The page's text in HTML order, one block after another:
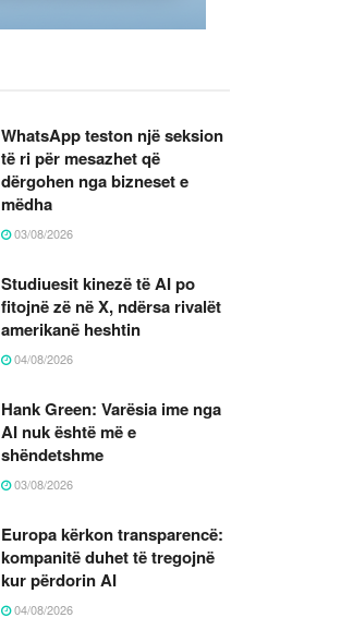
WhatsApp teston një seksion
të ri për mesazhet që
dërgohen nga bizneset e
mëdha
03/08/2026
Studiuesit kinezë të AI po
fitojnë zë në X, ndërsa rivalët
amerikanë heshtin
04/08/2026
Hank Green: Varësia ime nga
AI nuk është më e
shëndetshme
03/08/2026
Europa kërkon transparencë:
kompanitë duhet të tregojnë
kur përdorin AI
04/08/2026